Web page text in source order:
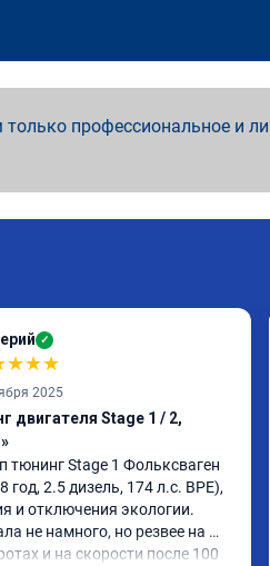
профессиональное и
✓
★★★
2025
двигателя Stage 1 / 2,
тюнинг Stage 1 Фольксваген
год, 2.5 дизель, 174 л.с. BPE),
и отключения экологии.
не намного, но резвее на
и на скорости после 100